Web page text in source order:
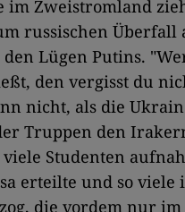
im Zweistromland
russischen Überfall
Lügen Putins.
den vergisst du
nicht, als die
Truppen den
Studenten
erteilte und so viele
die vordem nur